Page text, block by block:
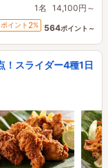
1名 14,100円～
ポイント 2% 564ポイント～
！スライダー4種1日